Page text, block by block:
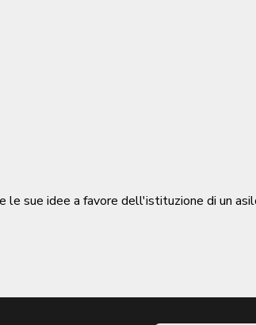
le sue idee a favore dell'istituzione di un